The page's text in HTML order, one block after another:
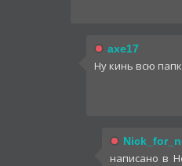
axe17
Ну кинь всю
написано в